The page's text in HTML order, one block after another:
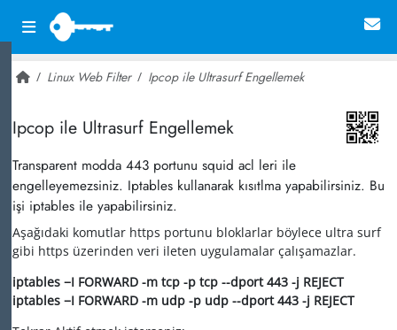
Linux Web Filter Ipcop ile Ultrasurf Engellemek
Ipcop ile Ultrasurf Engellemek
Transparent modda 443 portunu squid acl leri ile
engelleyemezsiniz. Iptables kullanarak kısıtlma yapabilirsiniz. Bu
işi iptables ile yapabilirsiniz.
Aşağıdaki komutlar https portunu bloklarlar böylece ultra surf
gibi https üzerinden veri ileten uygulamalar çalışamazlar.
iptables −I FORWARD -m tcp -p tcp --dport 443 -j REJECT
iptables −I FORWARD -m udp -p udp --dport 443 -j REJECT